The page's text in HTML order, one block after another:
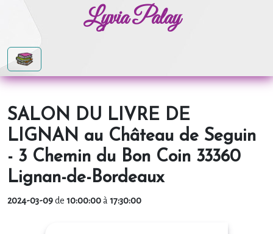
Lyvia Palay
SALON DU LIVRE DE
LIGNAN au Château de Seguin
- 3 Chemin du Bon Coin 33360
Lignan-de-Bordeaux
2024-03-09de 10:00:00à 17:30:00